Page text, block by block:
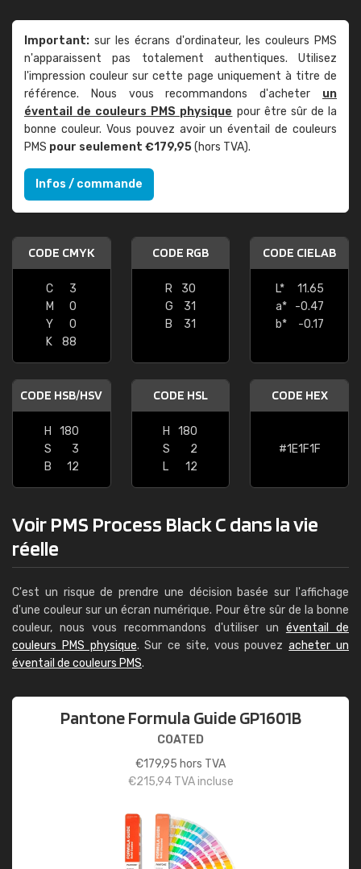
Important: sur les écrans d'ordinateur, les couleurs PMS
n'apparaissent pas totalement authentiques. Utilisez
l'impression couleur sur cette page uniquement à titre de
référence. Nous vous recommandons d'acheter un
éventail de couleurs PMS physique pour être sûr de la
bonne couleur. Vous pouvez avoir un éventail de couleurs
PMS pour seulement €179,95(hors TVA).
Infos / commande
CODE CMYK
C
3
M
0
Y
0
K
88
CODE RGB
R
30
G
31
B
31
CODE CIELAB
L*
11.65
a*
-0.47
b*
-0.17
CODE HSB/HSV
H
180
S
3
B
12
CODE HSL
H
180
S
2
L
12
CODE HEX
#1E1F1F
Voir PMS Process Black C dans la vie
réelle
C'est un risque de prendre une décision basée sur l'affichage
d'une couleur sur un écran numérique. Pour être sûr de la bonne
couleur, nous vous recommandons d'utiliser un éventail de
couleurs PMS physique. Sur ce site, vous pouvezacheter un
éventail de couleurs PMS.
Pantone Formula Guide GP1601B
COATED
€179,95 hors TVA
€215,94TVA incluse